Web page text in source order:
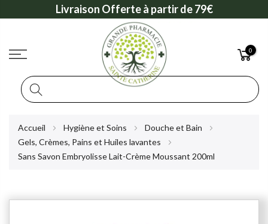
Livraison Offerte à partir de 79€
0
contenu
Accueil Hygiène et Soins
Douche et Bain
Gels, Crèmes, Pains et Huiles lavantes
Sans Savon Embryolisse Lait-Crème Moussant 200ml